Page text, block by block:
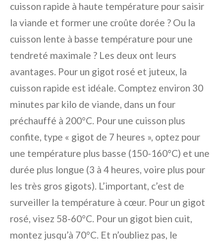
cuisson rapide à haute température pour saisir
la viande et former une croûte dorée ? Ou la
cuisson lente à basse température pour une
tendreté maximale ? Les deux ont leurs
avantages. Pour un gigot rosé et juteux, la
cuisson rapide est idéale. Comptez environ 30
minutes par kilo de viande, dans un four
préchauffé à 200°C. Pour une cuisson plus
confite, type « gigot de 7 heures », optez pour
une température plus basse (150-160°C) et une
durée plus longue (3 à 4 heures, voire plus pour
les très gros gigots). L’important, c’est de
surveiller la température à cœur. Pour un gigot
rosé, visez 58-60°C. Pour un gigot bien cuit,
montez jusqu’à 70°C. Et n’oubliez pas, le